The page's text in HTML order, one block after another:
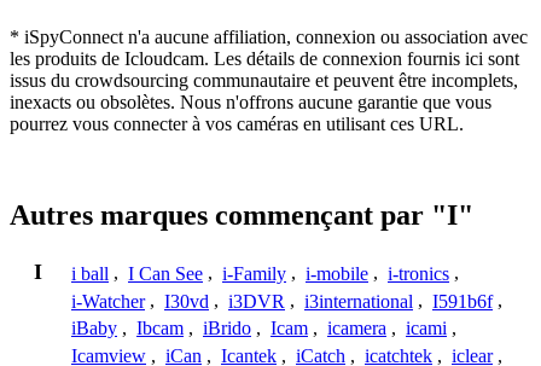
* iSpyConnect n'a aucune affiliation, connexion ou association avec
les produits de Icloudcam. Les détails de connexion fournis ici sont
issus du crowdsourcing communautaire et peuvent être incomplets,
inexacts ou obsolètes. Nous n'offrons aucune garantie que vous
pourrez vous connecter à vos caméras en utilisant ces URL.
Autres marques commençant par "I"
I i ball , I Can See , i-Family , i-mobile , i-tronics ,
i-Watcher , I30vd , i3DVR , i3international , I591b6f ,
iBaby , Ibcam , iBrido , Icam , icamera , icami ,
Icamview , iCan , Icantek , iCatch , icatchtek , iclear ,